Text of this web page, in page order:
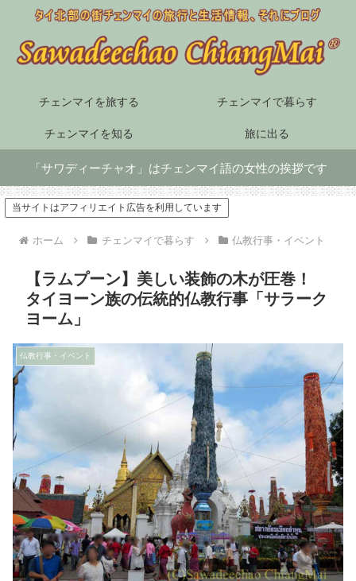
チェンマイを旅する チェンマイで暮らす
チェンマイを知る 旅に出る
「サワディーチャオ」はチェンマイ語の女性の挨拶です
当サイトはアフィリエイト広告を利用しています
ホーム チェンマイで暮らす 仏教行事・イベント
【ラムプーン】美しい装飾の木が圧巻！
タイヨーン族の伝統的仏教行事「サラーク
ヨーム」
仏教行事・イベント